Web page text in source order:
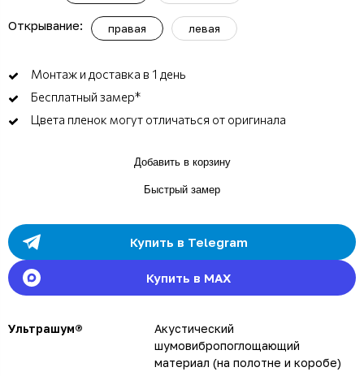
Открывание: правая левая
Монтаж и доставка в 1 день
Бесплатный замер*
Цвета пленок могут отличаться от оригинала
Добавить в корзину
Быстрый замер
Купить в Telegram
Купить в MAX
Ультрашум®
Акустический
шумовибропоглощающий
материал (на полотне и коробе)